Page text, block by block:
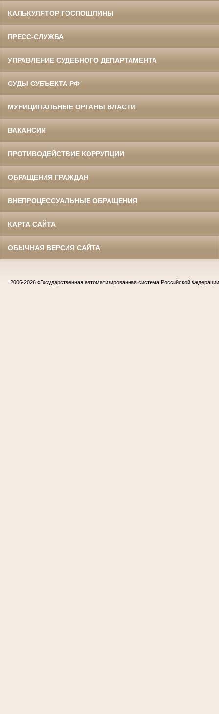
КАЛЬКУЛЯТОР ГОСПОШЛИНЫ
ПРЕСС-СЛУЖБА
УПРАВЛЕНИЕ СУДЕБНОГО ДЕПАРТАМЕНТА
СУДЫ СУБЪЕКТА РФ
МУНИЦИПАЛЬНЫЕ ОРГАНЫ ВЛАСТИ
ВАКАНСИИ
ПРОТИВОДЕЙСТВИЕ КОРРУПЦИИ
ОБРАЩЕНИЯ ГРАЖДАН
ВНЕПРОЦЕССУАЛЬНЫЕ ОБРАЩЕНИЯ
КАРТА САЙТА
ОБЫЧНАЯ ВЕРСИЯ САЙТА
2006-2026 «Государственная автоматизированная система Российской